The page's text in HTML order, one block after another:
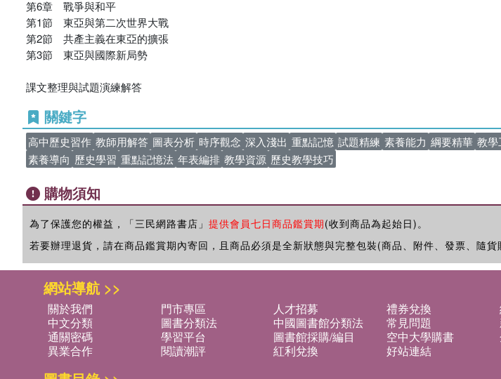
第6章 戰爭與和平
第1節 東亞與第二次世界大戰
第2節 共產主義在東亞的擴張
第3節 東亞與國際新局勢
課文整理與試題演練解答
關鍵字
高中歷史習作 教師用解答 圖表分析 時序觀念 深入淺出 重點記憶 試題精練 素養能力 綱要精華 教學
素養導向 歷史學習 重點記憶法 年表編排 教學資源 歷史教學技巧
購物須知
為了保護您的權益，「三民網路書店」 提供會員七日商品鑑賞期(收到商品為起始日)。
若要辦理退貨，請在商品鑑賞期內寄回，且商品必須是全新狀態與完整包裝(商品、附件、發票、隨貨
網站導航 >>
關於我們 門市專區 人才招募 禮券兌換
中文分類
圖書分類法 中國圖書館分類法 常見問題
通關密碼
學習平台 圖書館採購/編目 空中大學購書
異業合作
閱讀潮評 紅利兌換 好站連結